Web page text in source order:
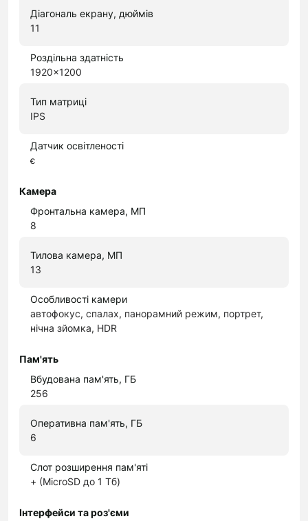
Діагональ екрану, дюймів
11
Роздільна здатність
1920x1200
Тип матриці
IPS
Датчик освітленості
є
Камера
Фронтальна камера, МП
8
Тилова камера, МП
13
Особливості камери
автофокус, спалах, панорамний режим, портрет,
нічна зйомка, HDR
Пам'ять
Вбудована пам'ять, ГБ
256
Оперативна пам'ять, ГБ
6
Слот розширення пам'яті
+ (MicroSD до 1 Тб)
Інтерфейси та роз'єми